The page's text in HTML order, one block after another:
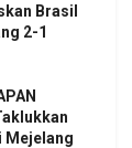
Brasil
2-1
Mejelang